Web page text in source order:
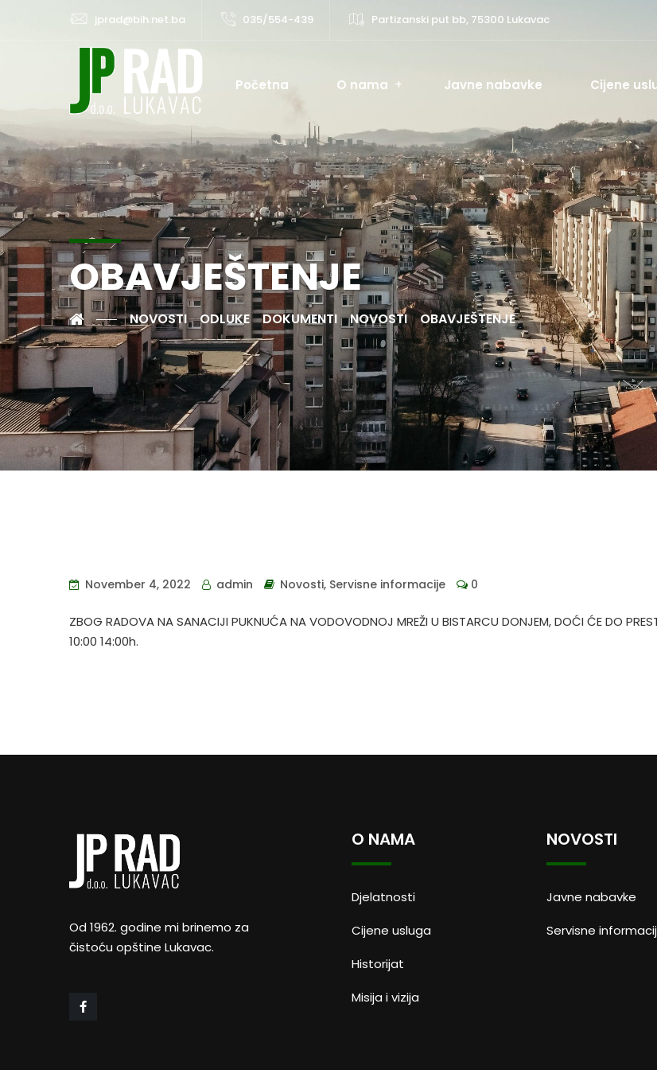
jprad@bih.net.ba 035/554-439 Partizanski put bb, 75300 Lukavac
Početna O nama Javne nabavke Cijene
OBAVJEŠTENJE
NOVOSTI ODLUKE DOKUMENTI NOVOSTI OBAVJEŠTENJE
November 4, 2022 admin Novosti, Servisne informacije 0
ZBOG RADOVA NA SANACIJI PUKNUĆA NA VODOVODNOJ MREŽI U BISTARCU DONJEM, DOĆI ĆE DO
10:00 14:00h.
Od 1962. godine mi brinemo za
čistoću opštine Lukavac.
O NAMA
Djelatnosti
Cijene usluga
Historijat
Misija i vizija
NOVOSTI
Javne nabavke
Servisne